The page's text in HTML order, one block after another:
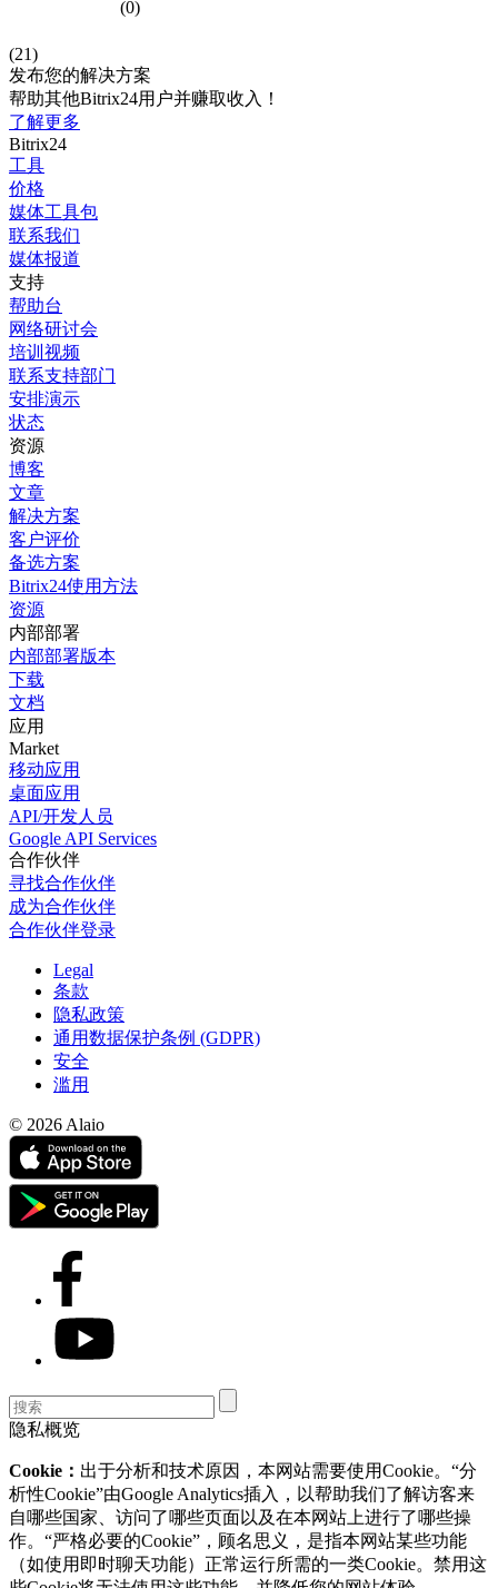
(0)
(21)
发布您的解决方案
帮助其他Bitrix24用户并赚取收入！
了解更多
Bitrix24
工具
价格
媒体工具包
联系我们
媒体报道
支持
帮助台
网络研讨会
培训视频
联系支持部门
安排演示
状态
资源
博客
文章
解决方案
客户评价
备选方案
Bitrix24使用方法
资源
内部部署
内部部署版本
下载
文档
应用
Market
移动应用
桌面应用
API/开发人员
Google API Services
合作伙伴
寻找合作伙伴
成为合作伙伴
合作伙伴登录
Legal
条款
隐私政策
通用数据保护条例 (GDPR)
安全
滥用
© 2026 Alaio
隐私概览
Cookie： 出于分析和技术原因，本网站需要使用Cookie。“分
析性Cookie”由Google Analytics插入，以帮助我们了解访客来
自哪些国家、访问了哪些页面以及在本网站上进行了哪些操
作。“严格必要的Cookie”，顾名思义，是指本网站某些功能
（如使用即时聊天功能）正常运行所需的一类Cookie。禁用这